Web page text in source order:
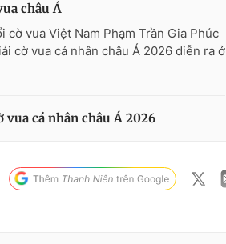
châu Á
cờ vua Việt Nam Phạm Trần Gia Phúc
cờ vua cá nhân châu Á 2026 diễn ra ở
vua cá nhân châu Á 2026